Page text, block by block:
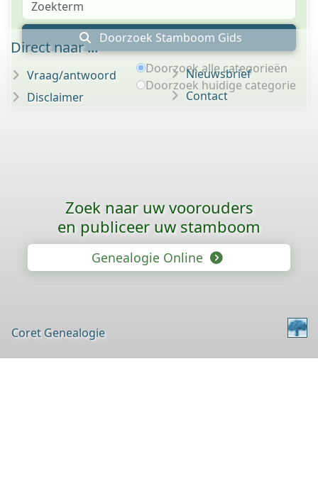
Doorzoek Stamboom Gids
Doorzoek alle categorieën
Doorzoek huidige categorie
Direct naar ...
Vraag/antwoord
Disclaimer
Nieuwsbrief
Contact
Zoek naar uw voorouders
en publiceer uw stamboom
Genealogie Online
Coret Genealogie